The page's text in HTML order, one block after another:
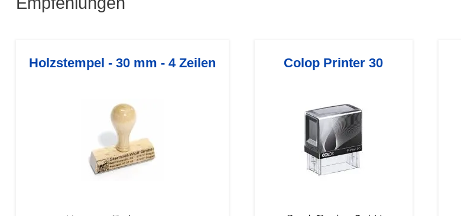
Holzstempel - 30 mm - 4 Zeilen Colop Printer 30